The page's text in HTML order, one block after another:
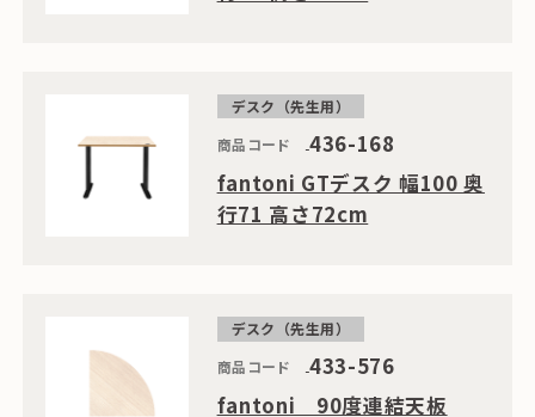
デスク（先生用）
商品コード
436-168
fantoni GTデスク 幅100 奥
行71 高さ72cm
デスク（先生用）
商品コード
433-576
fantoni 90度連結天板